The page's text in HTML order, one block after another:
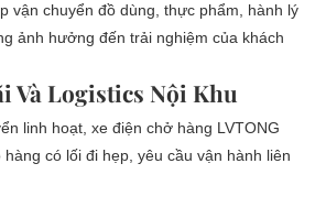
vận chuyển đồ dùng, thực phẩm, hành lý
ảnh hưởng đến trải nghiệm của khách
Và Logistics Nội Khu
linh hoạt, xe điện chở hàng LVTONG
có lối đi hẹp, yêu cầu vận hành liên